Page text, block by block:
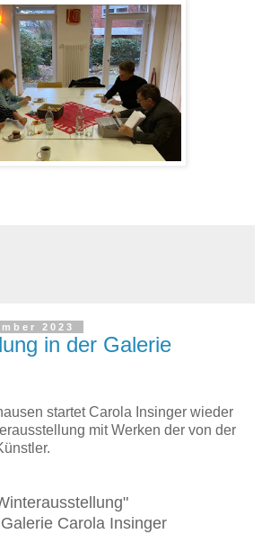
2023
in der Galerie
startet Carola Insinger wieder
mit Werken der von der
Carola Insinger